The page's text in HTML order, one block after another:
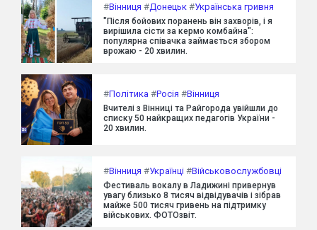
#Вінниця #Донецьк #Українська гривня
"Після бойових поранень він захворів, і я
вирішила сісти за кермо комбайна":
популярна співачка займається збором
врожаю - 20 хвилин.
#Політика #Росія #Вінниця
Вчителі з Вінниці та Райгорода увійшли до
списку 50 найкращих педагогів України -
20 хвилин.
#Вінниця #Українці #Військовослужбовці
Фестиваль вокалу в Ладижині привернув
увагу близько 8 тисяч відвідувачів і зібрав
майже 500 тисяч гривень на підтримку
військових. ФОТОзвіт.